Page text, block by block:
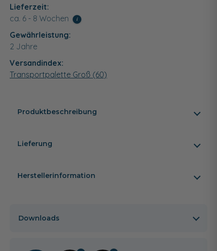
Lieferzeit:
ca. 6 - 8 Wochen
i
Gewährleistung:
2 Jahre
Versandindex:
Transportpalette Groß (60)
Produktbeschreibung
Lieferung
Herstellerinformation
Downloads